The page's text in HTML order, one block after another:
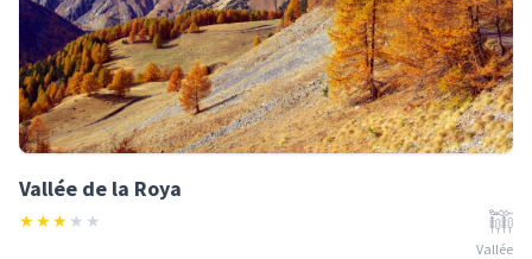
Vallée de la Roya
★★★ ★ ★
Vallée